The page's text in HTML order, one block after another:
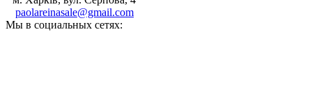
paolareinasale@gmail.com
Мы в социальных сетях: